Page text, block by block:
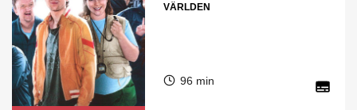
VÄRLDEN
96 min